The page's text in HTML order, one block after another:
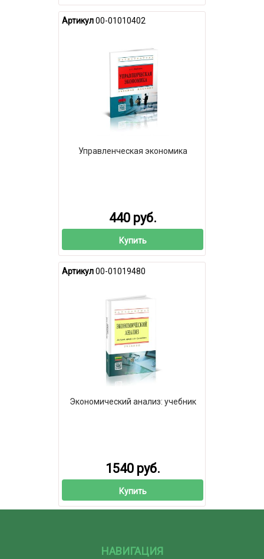
Артикул00-01010402
Управленческая экономика
440 руб.
Купить
Артикул00-01019480
Экономический анализ: учебник
1540 руб.
Купить
НАВИГАЦИЯ